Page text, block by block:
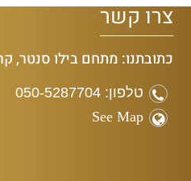
צרו קשר
כתובתנו: מתחם בילו סנטר,
טלפון: 050-5287704
See Map